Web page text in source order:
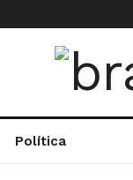
Política